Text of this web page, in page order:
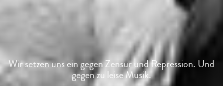
Wir setzen uns ein gegen Zensur und Repression. Und
gegen zu leise Musik.